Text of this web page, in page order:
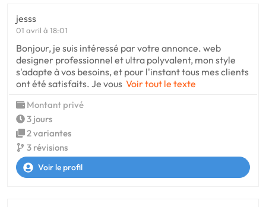
jesss
01 avril à 18:01
Bonjour, je suis intéressé par votre annonce. web
designer professionnel et ultra polyvalent, mon style
s'adapte à vos besoins, et pour l'instant tous mes clients
ont été satisfaits. Je vous Voir tout le texte
Montant privé
3 jours
2 variantes
3 révisions
Voir le profil